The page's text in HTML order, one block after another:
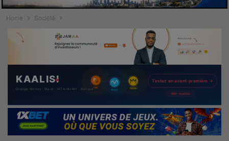
Home Société